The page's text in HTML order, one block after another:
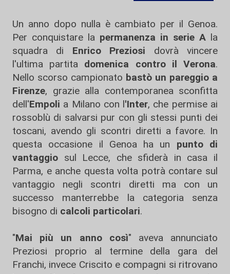
Un anno dopo nulla è cambiato per il Genoa.
Per conquistare la permanenza in serie A la
squadra di Enrico Preziosi dovrà vincere
l'ultima partita domenica contro il Verona.
Nello scorso campionato bastò un pareggio a
Firenze, grazie alla contemporanea sconfitta
dell'Empoli a Milano con l'Inter, che permise ai
rossoblù di salvarsi pur con gli stessi punti dei
toscani, avendo gli scontri diretti a favore. In
questa occasione il Genoa ha un punto di
vantaggio sul Lecce, che sfiderà in casa il
Parma, e anche questa volta potrà contare sul
vantaggio negli scontri diretti ma con un
successo manterrebbe la categoria senza
bisogno di calcoli particolari.
"Mai più un anno così" aveva annunciato
Preziosi proprio al termine della gara del
Franchi, invece Criscito e compagni si ritrovano